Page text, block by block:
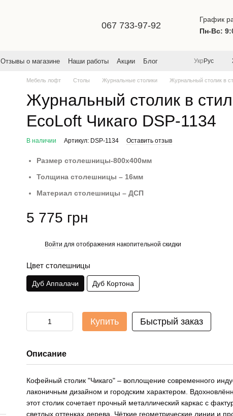
067 733-97-92
График
Пн-Вс:
Отзывы о магазине Наши работы Акции
Блог
Укр Рус
Мебель лофт Столы Журнальные столики Журнальный столик в
Журнальный столик в
EcoLoft Чикаго DSP-1134
В наличии Артикул: DSP-1134 Оставить отзыв
Размер столешницы-800х400мм
Толщина столешницы – 16мм
Материал столешницы – ДСП
5 775 грн
Войти для отображения накопительной скидки
Цвет столешницы
Дуб Аппалачи Дуб Кортона
Купить Быстрый заказ
Описание
Кофейный столик "Чикаго" – воплощение современного
лаконичным дизайном и городским характером.
этот столик сочетает прочный металлический каркас с
светлых оттенках дерева. Чёткие геометрические линии и